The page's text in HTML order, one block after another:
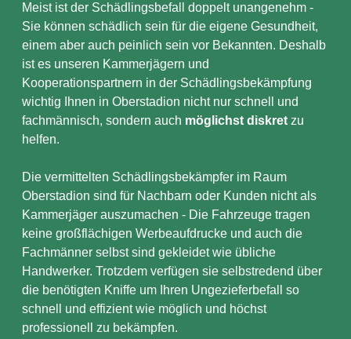
Meist ist der Schädlingsbefall doppelt unangenehm -
Sie können schädlich sein für die eigene Gesundheit,
einem aber auch peinlich sein vor Bekannten. Deshalb
ist es unseren Kammerjägern und
Kooperationspartnern in der Schädlingsbekämpfung
wichtig Ihnen in Oberstadion nicht nur schnell und
fachmännisch, sondern auch möglichst diskret zu
helfen.
Die vermittelten Schädlingsbekämpfer im Raum
Oberstadion sind für Nachbarn oder Kunden nicht als
Kammerjäger auszumachen - Die Fahrzeuge tragen
keine großflächigen Werbeaufdrucke und auch die
Fachmänner selbst sind gekleidet wie übliche
Handwerker. Trotzdem verfügen sie selbstredend über
die benötigten Kniffe um Ihren Ungezieferbefall so
schnell und effizient wie möglich und höchst
professionell zu bekämpfen.